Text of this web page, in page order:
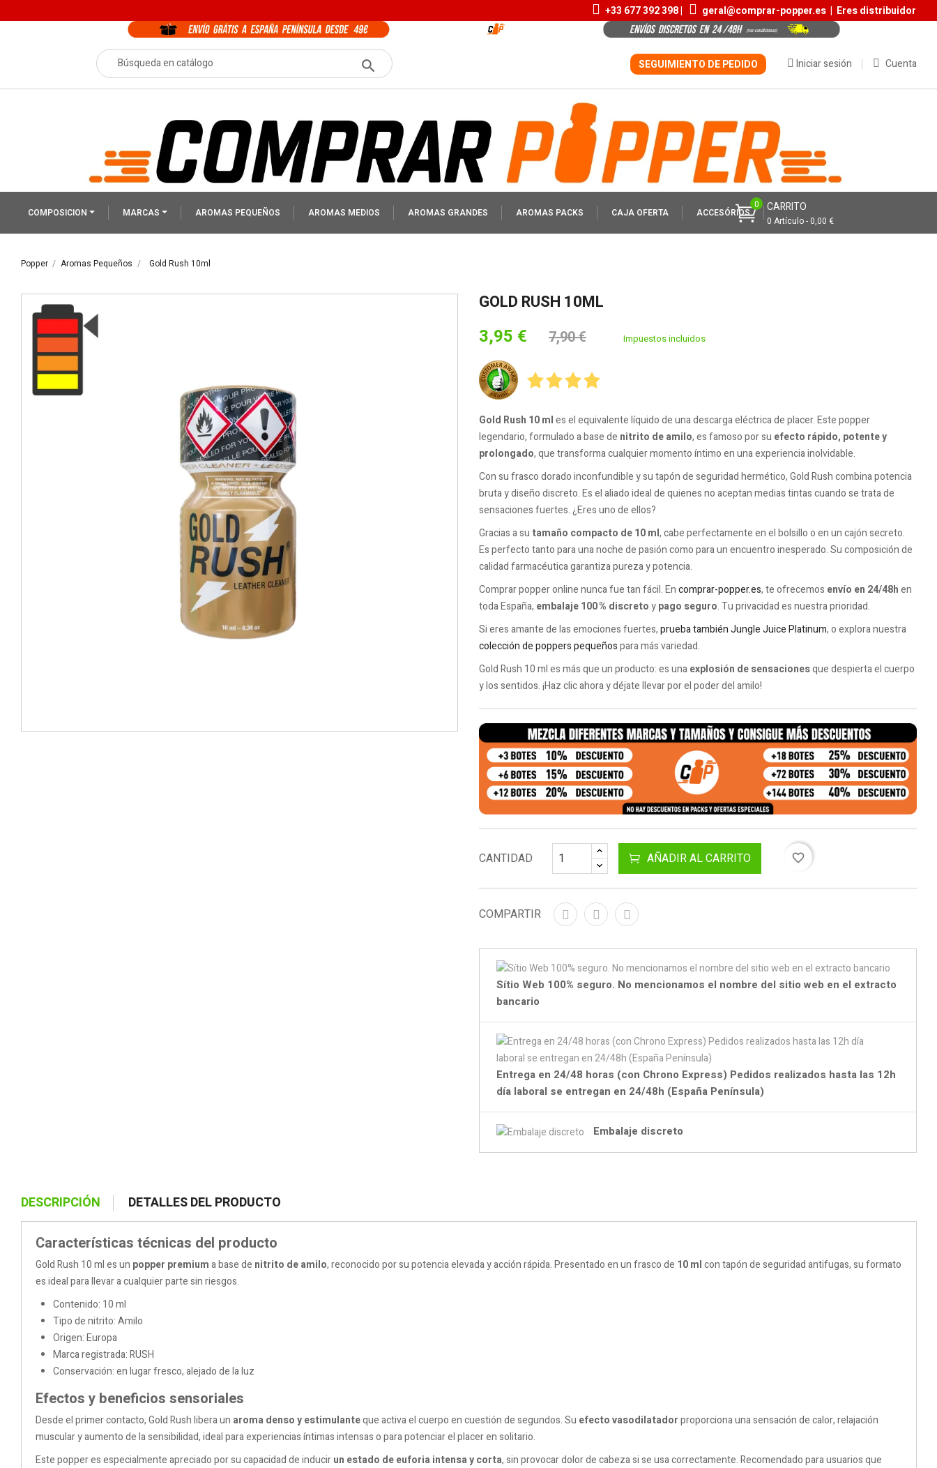
+33 677 392 398 | geral@comprar-popper.es | Eres distribuidor
Cuenta
Iniciar sesión
SEGUIMIENTO DE PEDIDO
CARRITO
0 Artículo - 0,00 €
0
COMPOSICION MARCAS AROMAS PEQUEÑOS AROMAS MEDIOS AROMAS GRANDES AROMAS PACKS CAJA OFERTA ACCESÓRIOS
Popper Aromas Pequeños Gold Rush 10ml
GOLD RUSH 10ML
3,95 € 7,90 € Impuestos incluidos
Gold Rush 10 mles el equivalente líquido de una descarga eléctrica de placer. Este popper
legendario, formulado a base de nitrito de amilo, es famoso por su efecto rápido, potente y
prolongado, que transforma cualquier momento íntimo en una experiencia inolvidable.
Con su frasco dorado inconfundible y su tapón de seguridad hermético, Gold Rush combina potencia
bruta y diseño discreto. Es el aliado ideal de quienes no aceptan medias tintas cuando se trata de
sensaciones fuertes. ¿Eres uno de ellos?
Gracias a su tamaño compacto de 10 ml, cabe perfectamente en el bolsillo o en un cajón secreto.
Es perfecto tanto para una noche de pasión como para un encuentro inesperado. Su composición de
calidad farmacéutica garantiza pureza y potencia.
Comprar popper online nunca fue tan fácil. Encomprar-popper.es, te ofrecemos envío en 24/48hen
toda España, embalaje 100 % discretoypago seguro. Tu privacidad es nuestra prioridad.
Si eres amante de las emociones fuertes,prueba también Jungle Juice Platinum, o explora nuestra
colección de poppers pequeñospara más variedad.
Gold Rush 10 ml es más que un producto: es unaexplosión de sensacionesque despierta el cuerpo
y los sentidos. ¡Haz clic ahora y déjate llevar por el poder del amilo!
CANTIDAD AÑADIR AL CARRITO favorite_border
COMPARTIR
Sítio Web 100% seguro. No mencionamos el nombre del sitio web en el extracto
bancario
Entrega en 24/48 horas (con Chrono Express) Pedidos realizados hasta las 12h
día laboral se entregan en 24/48h (España Península)
Embalaje discreto
DESCRIPCIÓN DETALLES DEL PRODUCTO
Características técnicas del producto
Gold Rush 10 ml es un popper premiuma base de nitrito de amilo, reconocido por su potencia elevada y acción rápida. Presentado en un frasco de 10 mlcon tapón de seguridad antifugas, su formato
es ideal para llevar a cualquier parte sin riesgos.
Contenido: 10 ml
Tipo de nitrito: Amilo
Origen: Europa
Marca registrada: RUSH
Conservación: en lugar fresco, alejado de la luz
Efectos y beneficios sensoriales
Desde el primer contacto, Gold Rush libera un aroma denso y estimulanteque activa el cuerpo en cuestión de segundos. Su efecto vasodilatadorproporciona una sensación de calor, relajación
muscular y aumento de la sensibilidad, ideal para experiencias íntimas intensas o para potenciar el placer en solitario.
Este popper es especialmente apreciado por su capacidad de inducirun estado de euforia intensa y corta, sin provocar dolor de cabeza si se usa correctamente. Recomendado para usuarios que